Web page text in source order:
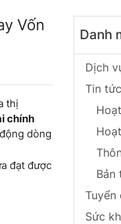
Vốn
thị
chính
dòng
đạt được
Danh
Dịch
Tin tức
Bản
Tuyển
Sức